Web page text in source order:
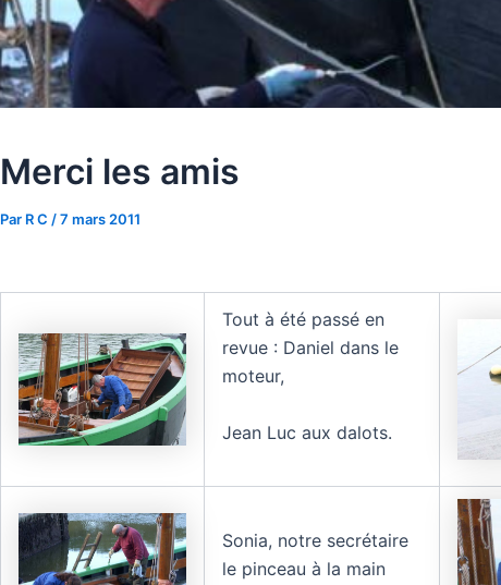
Merci les amis
Par R C /7 mars 2011
Tout à été passé en
revue : Daniel dans le
moteur,
Jean Luc aux dalots.
Sonia, notre secrétaire
le pinceau à la main